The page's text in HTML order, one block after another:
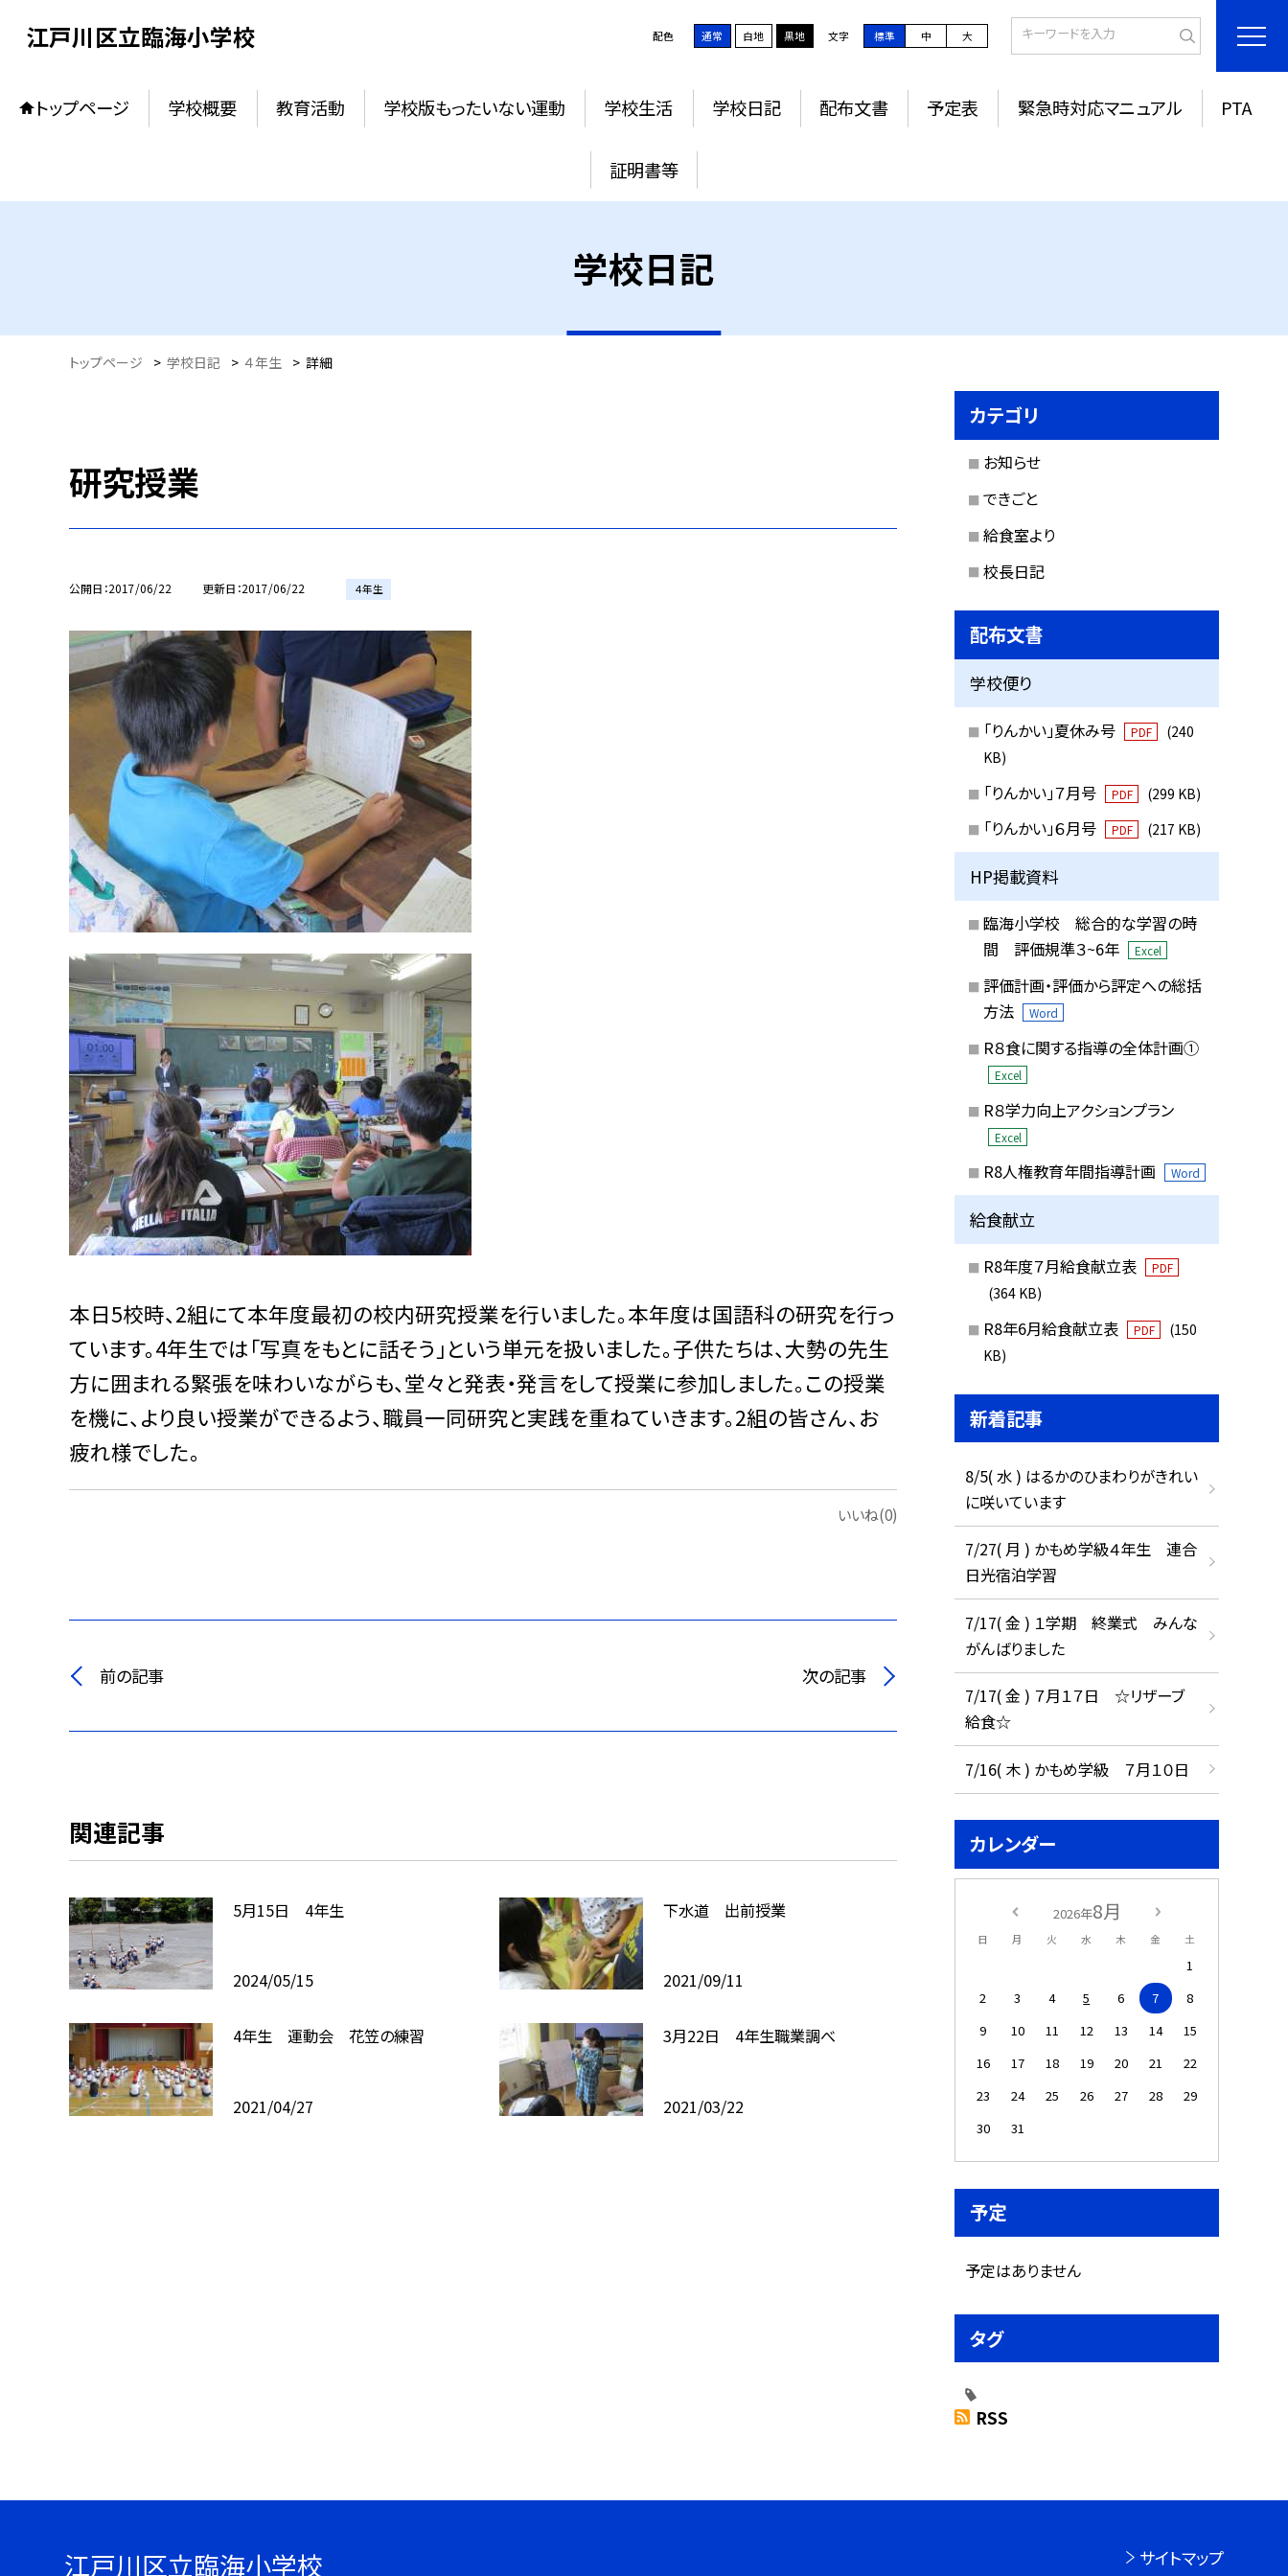
江戸川区立臨海小学校 配色 通常 白地 黒地 文字 標準 中 大
トップページ 学校概要 教育活動 学校版もったいない運動 学校生活 学校日記 配布文書 予定表 緊急時対応マニュアル PTA
証明書等
学校日記
トップページ > 学校日記 > ４年生 > 詳細
研究授業
公開日 2017/06/22 更新日 2017/06/22 ４年生
本日5校時、2組にて本年度最初の校内研究授業を行いました。本年度は国語科の研究を行っ
ています。4年生では「写真をもとに話そう」という単元を扱いました。子供たちは、大勢の先生
方に囲まれる緊張を味わいながらも、堂々と発表・発言をして授業に参加しました。この授業
を機に、より良い授業ができるよう、職員一同研究と実践を重ねていきます。2組の皆さん、お
疲れ様でした。
いいね(0)
前の記事 次の記事
関連記事
5月15日 4年生
2024/05/15
下水道 出前授業
2021/09/11
4年生 運動会 花笠の練習
2021/04/27
3月22日 4年生職業調べ
2021/03/22
カテゴリ
お知らせ
できごと
給食室より
校長日記
配布文書
学校便り
「りんかい」夏休み号 PDF
(240
KB)
「りんかい」７月号 PDF (299 KB)
「りんかい」６月号 PDF (217 KB)
HP掲載資料
臨海小学校 総合的な学習の時
間 評価規準３~6年
Excel
評価計画・評価から評定への総括
方法
Word
R８食に関する指導の全体計画①
Excel
R８学力向上アクションプラン
Excel
R8人権教育年間指導計画 Word
給食献立
R8年度７月給食献立表 PDF
(364 KB)
R8年6月給食献立表 PDF
(150
KB)
新着記事
8/5( 水 ) はるかのひまわりがきれい
に咲いています
7/27( 月 ) かもめ学級４年生 連合
日光宿泊学習
7/17( 金 ) １学期 終業式 みんな
がんばりました
7/17( 金 ) ７月１７日 ☆リザーブ
給食☆
7/16( 木 ) かもめ学級 ７月１０日
カレンダー
2026年8月
日 月 火 水 木 金 土
1
2
3 4 5 6 7
8
9
10 11 12 13 14
15
16
17 18 19 20 21
22
23
24 25 26 27 28
29
30
31
予定
予定はありません
タグ
RSS
江戸川区立臨海小学校 サイトマップ